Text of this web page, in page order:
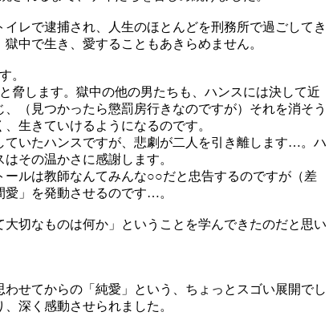
レで逮捕され、人生のほとんどを刑務所で過ごしてき
中で生き、愛することもあきらめません。
。
脅します。獄中の他の男たちも、ハンスには決して近
（見つかったら懲罰房行きなのですが）それを消そう
生きていけるようになるのです。
いたハンスですが、悲劇が二人を引き離します…。ハ
その温かさに感謝します。
ルは教師なんてみんな○○だと忠告するのですが（差
」を発動させるのです…。
切なものは何か」ということを学んできたのだと思い
せてからの「純愛」という、ちょっとスゴい展開でし
深く感動させられました。